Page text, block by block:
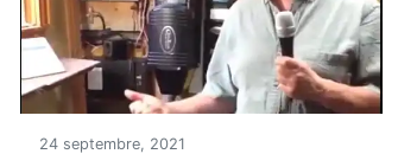
24 septembre, 2021